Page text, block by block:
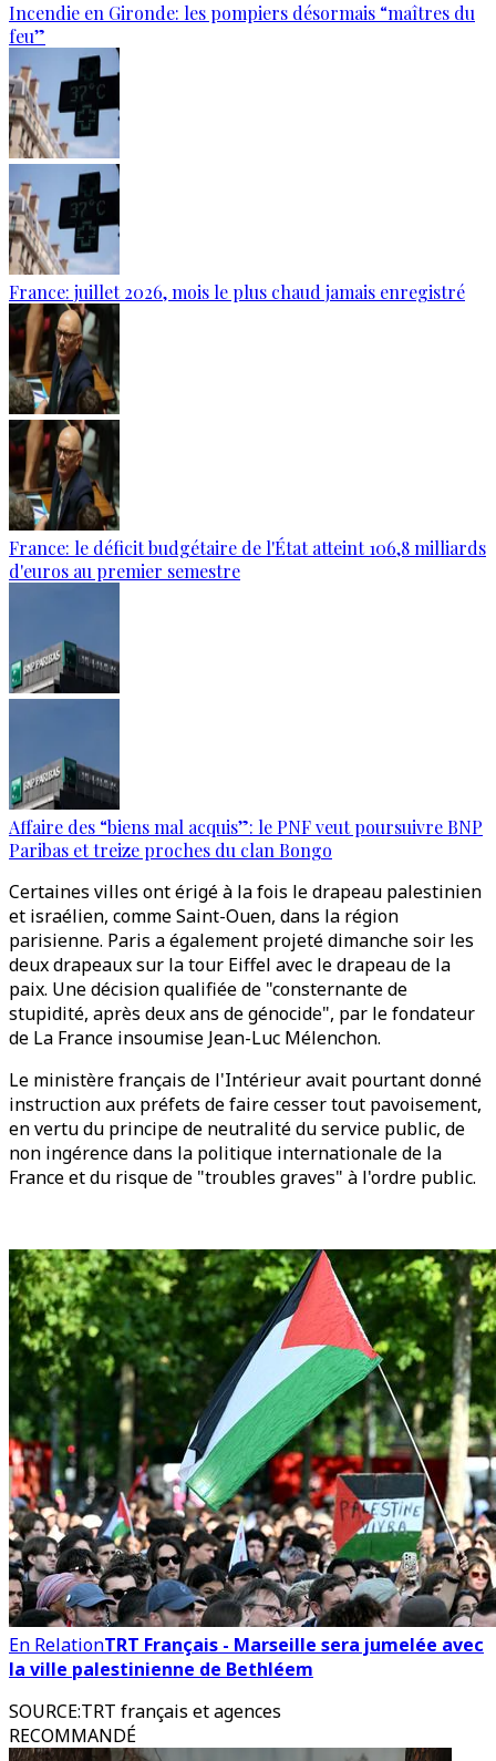
Incendie en Gironde: les pompiers désormais “maîtres du
feu”
France: juillet 2026, mois le plus chaud jamais enregistré
France: le déficit budgétaire de l'État atteint 106,8 milliards
d'euros au premier semestre
Affaire des “biens mal acquis”: le PNF veut poursuivre BNP
Paribas et treize proches du clan Bongo
Certaines villes ont érigé à la fois le drapeau palestinien
et israélien, comme Saint-Ouen, dans la région
parisienne. Paris a également projeté dimanche soir les
deux drapeaux sur la tour Eiffel avec le drapeau de la
paix. Une décision qualifiée de "consternante de
stupidité, après deux ans de génocide", par le fondateur
de La France insoumise Jean-Luc Mélenchon.
Le ministère français de l'Intérieur avait pourtant donné
instruction aux préfets de faire cesser tout pavoisement,
en vertu du principe de neutralité du service public, de
non ingérence dans la politique internationale de la
France et du risque de "troubles graves" à l'ordre public.
En RelationTRT Français - Marseille sera jumelée avec
la ville palestinienne de Bethléem
SOURCE:TRT français et agences
RECOMMANDÉ